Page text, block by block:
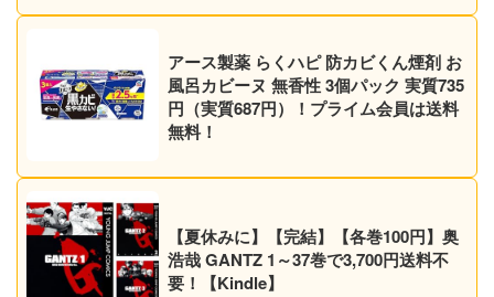
アース製薬 らくハピ 防カビくん煙剤 お
風呂カビーヌ 無香性 3個パック 実質735
円（実質687円）！プライム会員は送料
無料！
【夏休みに】【完結】【各巻100円】奥
浩哉 GANTZ 1～37巻で3,700円送料不
要！【Kindle】